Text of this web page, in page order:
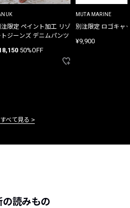
注限定 ペイント加工 リゾ
トジーンズ デニムパンツ
50%OFF
MUTA MARINE
別注限定 ロゴキャ
¥9,900
すべて見る
の読みもの